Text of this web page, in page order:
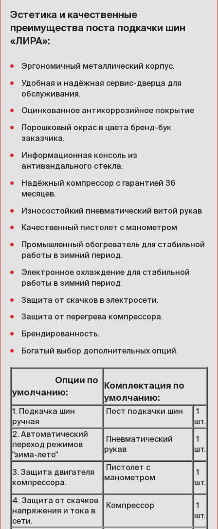
Эстетика и качественные
преимущества поста подкачки шин
«ЛИРА»:
Эргономичный металлический корпус.
Удобная и надёжная сервис-дверца для
обслуживания.
Оцинкованное антикоррозийное покрытие
Порошковый окрас в цвета бренд-бук
заказчика.
Информационная консоль из
антивандального стекла.
Надёжный компрессор с гарантией 36
месяцев.
Износостойкий пневматический витой рукав
Качественный пистолет с манометром
Промышленный обогреватель для стабильной
работы в зимний период.
Электронное охлаждение для стабильной
работы в зимний период.
Защита от скачков в электросети.
Защита от перегрева компрессора.
Брендированность.
Богатый выбор дополнительных опций.
Опции по
умолчанию:
Комплектация по
умолчанию:
1. Подкачка шин
ручная
Пост подкачки шин
1
шт.
2. Автоматический
переход режимов
"зима-лето"
Пневматический
рукав
1
шт.
3. Защита двигателя
компрессора.
Пистолет с
манометром
1
шт.
4. Защита от скачков
напряжения и тока в
сети.
Компрессор
1
шт.